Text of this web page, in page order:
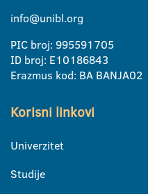
info@unibl.org
PIC broj: 995591705
ID broj: E10186843
Erazmus kod: BA BANJA02
Korisni linkovi
Univerzitet
Studije